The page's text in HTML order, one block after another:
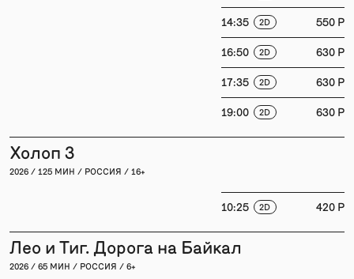
14:35 2D 550 P
16:50 2D 630 P
17:35 2D 630 P
19:00 2D 630 P
Холоп 3
2026 / 125 МИН / РОССИЯ / 16+
10:25 2D 420 P
Лео и Тиг. Дорога на Байкал
2026 / 65 МИН / РОССИЯ / 6+